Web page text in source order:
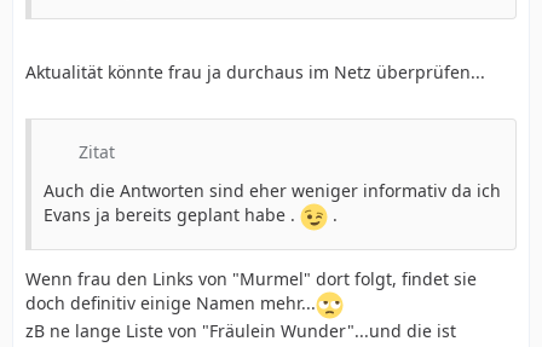
Aktualität könnte frau ja durchaus im Netz überprüfen...
Zitat
Auch die Antworten sind eher weniger informativ da ich
Evans ja bereits geplant habe .
.
Wenn frau den Links von "Murmel" dort folgt, findet sie
doch definitiv einige Namen mehr...
zB ne lange Liste von "Fräulein Wunder"...und die ist